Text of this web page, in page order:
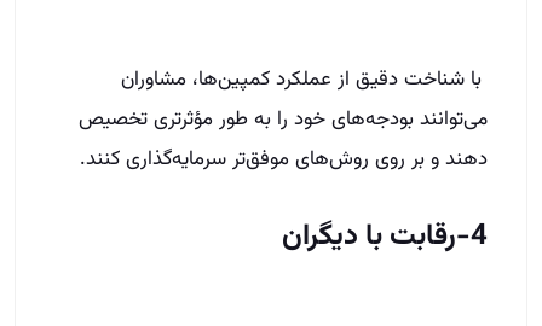
با شناخت دقیق از عملکرد کمپین‌ها، مشاوران
می‌توانند بودجه‌های خود را به طور مؤثرتری تخصیص
دهند و بر روی روش‌های موفق‌تر سرمایه‌گذاری کنند.
4-رقابت با دیگران